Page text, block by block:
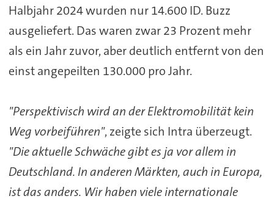
Halbjahr 2024 wurden nur 14.600 ID. Buzz
ausgeliefert. Das waren zwar 23 Prozent mehr
als ein Jahr zuvor, aber deutlich entfernt von den
einst angepeilten 130.000 pro Jahr.
"Perspektivisch wird an der Elektromobilität kein
Weg vorbeiführen", zeigte sich Intra überzeugt.
"Die aktuelle Schwäche gibt es ja vor allem in
Deutschland. In anderen Märkten, auch in Europa,
ist das anders. Wir haben viele internationale